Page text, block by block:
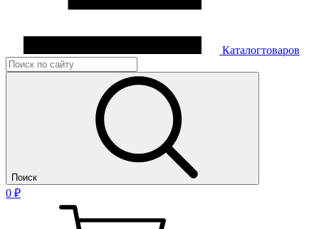
Каталогтоваров
Поиск
0 ₽